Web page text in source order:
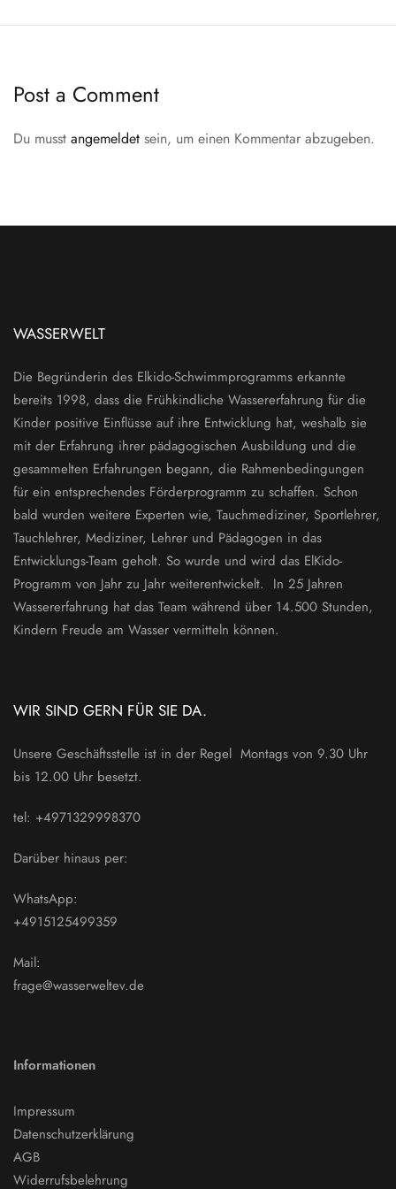
Post a Comment
Du musst angemeldet sein, um einen Kommentar abzugeben.
WASSERWELT
Die Begründerin des Elkido-Schwimmprogramms erkannte
bereits 1998, dass die Frühkindliche Wassererfahrung für die
Kinder positive Einflüsse auf ihre Entwicklung hat, weshalb sie
mit der Erfahrung ihrer pädagogischen Ausbildung und die
gesammelten Erfahrungen begann, die Rahmenbedingungen
für ein entsprechendes Förderprogramm zu schaffen. Schon
bald wurden weitere Experten wie, Tauchmediziner, Sportlehrer,
Tauchlehrer, Mediziner, Lehrer und Pädagogen in das
Entwicklungs-Team geholt. So wurde und wird das ElKido-
Programm von Jahr zu Jahr weiterentwickelt. In 25 Jahren
Wassererfahrung hat das Team während über 14.500 Stunden,
Kindern Freude am Wasser vermitteln können.
WIR SIND GERN FÜR SIE DA.
Unsere Geschäftsstelle ist in der Regel Montags von 9.30 Uhr
bis 12.00 Uhr besetzt.
tel: +4971329998370
Darüber hinaus per:
WhatsApp:
+4915125499359
Mail:
frage@wasserweltev.de
Informationen
Impressum
Datenschutzerklärung
AGB
Widerrufsbelehrung